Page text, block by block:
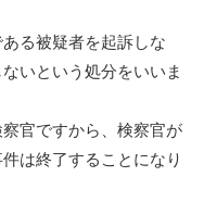
る被疑者を起訴しな
いという処分をいいま
官ですから、検察官が
は終了することになり